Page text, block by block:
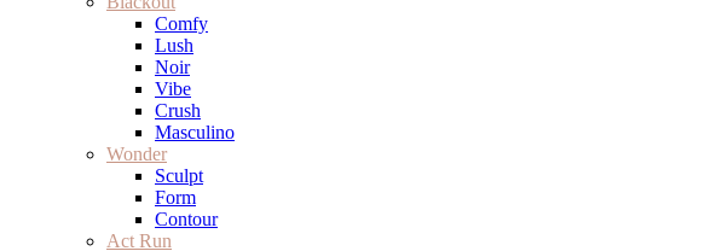
Comfy
Lush
Noir
Vibe
Crush
Masculino
Wonder
Sculpt
Form
Contour
Act Run